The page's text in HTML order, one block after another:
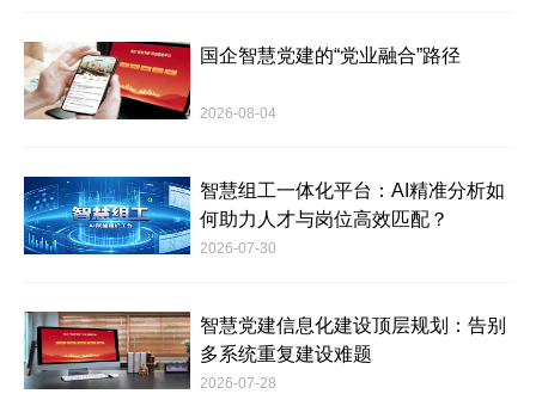
国企智慧党建的“党业融合”路径
2026-08-04
智慧组工一体化平台：AI精准分析如
何助力人才与岗位高效匹配？
2026-07-30
智慧党建信息化建设顶层规划：告别
多系统重复建设难题
2026-07-28